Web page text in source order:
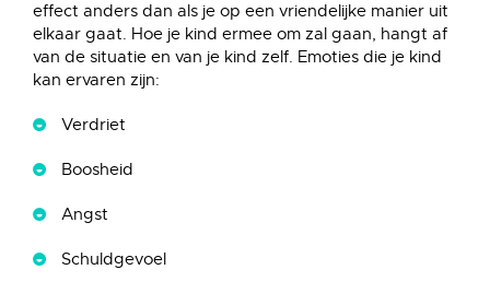
effect anders dan als je op een vriendelijke manier uit
elkaar gaat. Hoe je kind ermee om zal gaan, hangt af
van de situatie en van je kind zelf. Emoties die je kind
kan ervaren zijn:
Verdriet
Boosheid
Angst
Schuldgevoel